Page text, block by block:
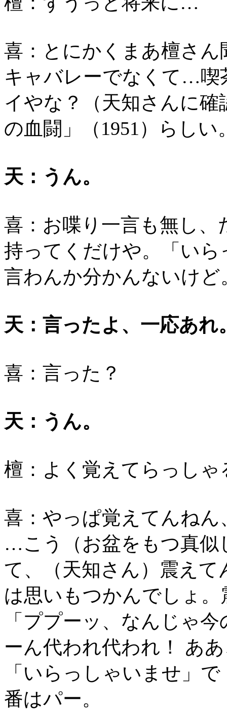
喜：とにかくまあ檀さ
キャバレーでなくて…
イやな？（天知さんに
の血闘」（1951）らし
天：うん。
喜：お喋り一言も無し
持ってくだけや。「い
言わんか分かんないけど
天：言ったよ、一応あれ
喜：言った？
天：うん。
檀：よく覚えてらっしゃ
喜：やっぱ覚えてんね
…こう（お盆をもつ真
て、（天知さん）震え
は思いもつかんでしょ
「ププーッ、なんじゃ
ーん代われ代われ！ あ
「いらっしゃいませ」
番はパー。